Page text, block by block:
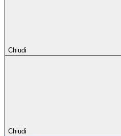
Chiudi
Chiudi